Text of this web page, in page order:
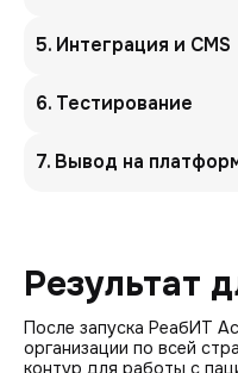
5. Интеграция и CMS
6. Тестирование
7. Вывод на
Результат
После запуска РеабИТ
организации по всей
контур для работы с